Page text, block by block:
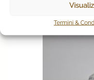
Termini &